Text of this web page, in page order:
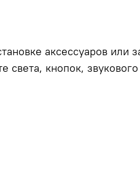
аксессуаров или
кнопок, звукового